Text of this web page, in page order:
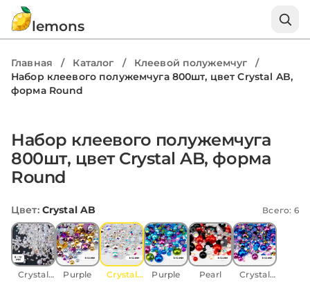
lemons
Главная / Каталог / Клеевой полужемчуг
/
Набор клеевого полужемчуга 800шт, цвет Crystal AB,
форма Round
Набор клеевого полужемчуга
800шт, цвет Crystal AB, форма
Round
Цвет: Crystal AB Всего: 6
Crystal
Purple
Crystal
Purple Pearl
Crystal